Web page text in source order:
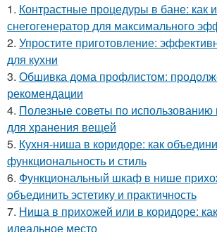
1. Контрастные процедуры в бане: как
снегогенератор для максимального
2. Упростите приготовление:
для кухни
3. Обшивка дома профлистом:
рекомендации
4. Полезные советы по
для хранения вещей
5. Кухня-ниша в коридоре: как
функциональность и стиль
6. Функциональный шкаф в нише
объединить эстетику и практичность
7. Ниша в прихожей или в коридоре:
идеальное место